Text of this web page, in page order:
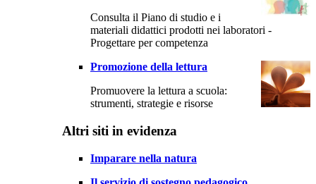
Consulta il Piano di studio e i
materiali didattici prodotti nei laboratori -
Progettare per competenza
Promozione della lettura
Promuovere la lettura a scuola:
strumenti, strategie e risorse
Altri siti in evidenza
Imparare nella natura